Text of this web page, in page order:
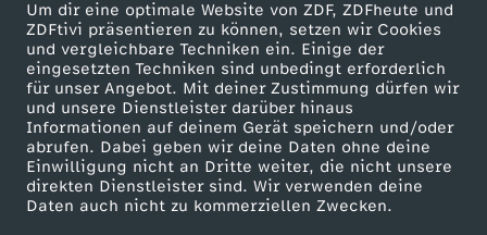
Um dir eine optimale Website von ZDF, ZDFheute und
ZDFtivi präsentieren zu können, setzen wir Cookies
und vergleichbare Techniken ein. Einige der
eingesetzten Techniken sind unbedingt erforderlich
für unser Angebot. Mit deiner Zustimmung dürfen wir
und unsere Dienstleister darüber hinaus
Informationen auf deinem Gerät speichern und/oder
abrufen. Dabei geben wir deine Daten ohne deine
Einwilligung nicht an Dritte weiter, die nicht unsere
direkten Dienstleister sind. Wir verwenden deine
Daten auch nicht zu kommerziellen Zwecken.
Mehr ZDF
ZDF-Apps
Smart TV
ZDFtext
Service
ZDFmitreden
Kontakt zum ZDF
Tickets